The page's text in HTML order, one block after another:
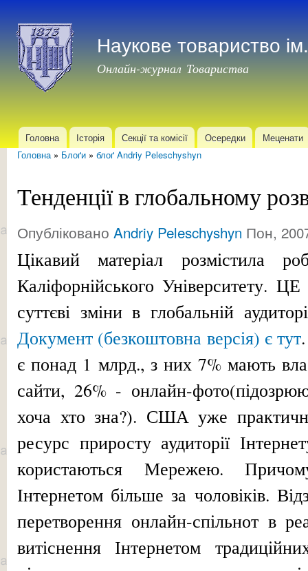
Наукове товариство
Онлайн-журнал Товариства
Головне меню
Головна Історія Секції та комісії Осередки Меценати
Головна» Блоґи » блоґ Andriy Peleschyshyn
Тенденції в глобальному
Опубліковано Andriy Peleschyshyn Пон,
Цікавий матеріал розмістила
Каліфорнійського Університету.
суттєві зміни в глобальній
Документ (безкоштовна версія) є тут
є понад 1 млрд., з них 7% мають
сайти, 26% - онлайн-
хоча хто зна?). США уже
ресурс приросту аудиторії
користаються Мережею.
Інтернетом більше за чоловіків.
перетворення онлайн-спільнот в
витіснення Інтернетом